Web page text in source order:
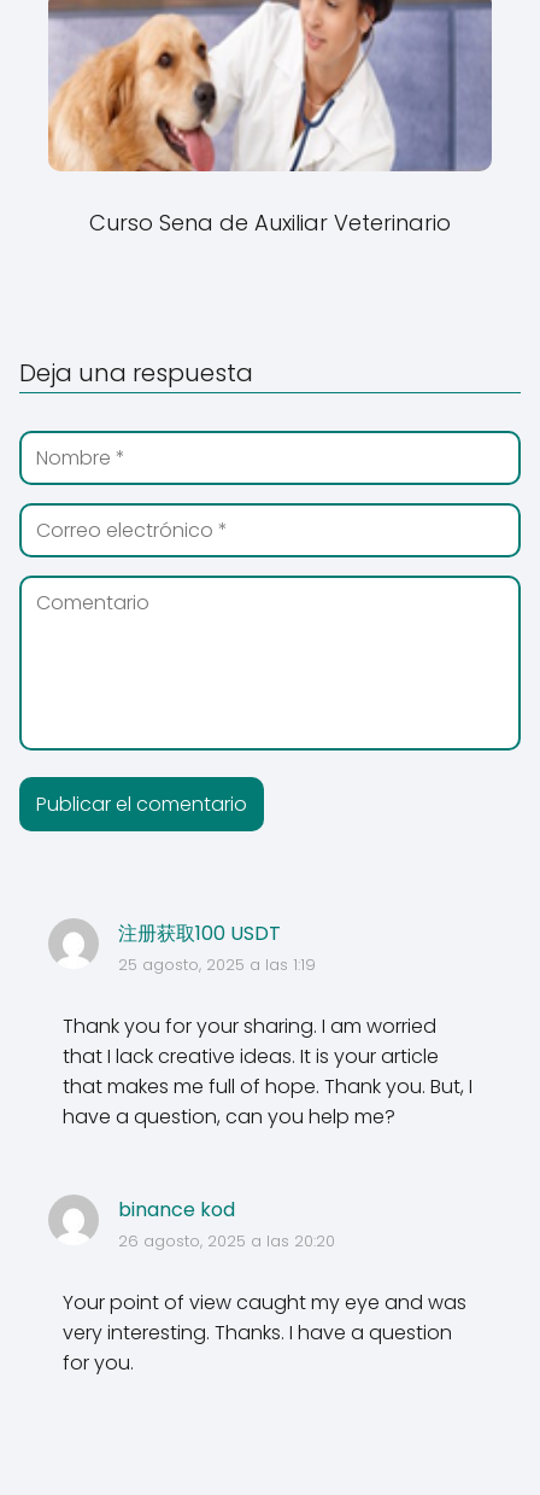
Curso Sena de Auxiliar Veterinario
注册获取100 USDT
25 agosto, 2025 a las 1:19
Thank you for your sharing. I am worried
that I lack creative ideas. It is your article
that makes me full of hope. Thank you. But, I
have a question, can you help me?
binance kod
26 agosto, 2025 a las 20:20
Your point of view caught my eye and was
very interesting. Thanks. I have a question
for you.
Deja una respuesta